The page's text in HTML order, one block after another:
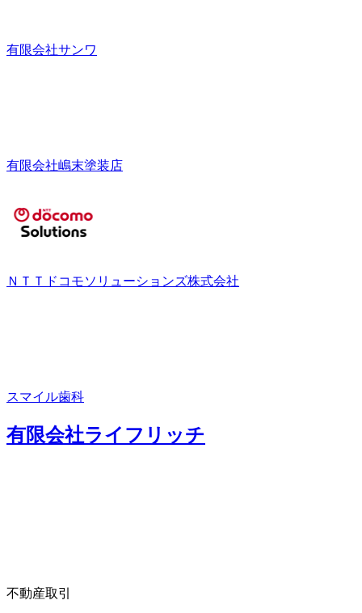
有限会社サンワ
有限会社嶋末塗装店
ＮＴＴドコモソリューションズ株式会社
スマイル歯科
有限会社ライフリッチ
不動産取引